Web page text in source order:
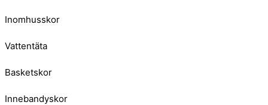
Inomhusskor
Vattentäta
Basketskor
Innebandyskor